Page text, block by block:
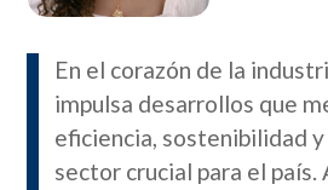
En el corazón de la
impulsa desarrollos que
eficiencia, sostenibilidad
sector crucial para el país.